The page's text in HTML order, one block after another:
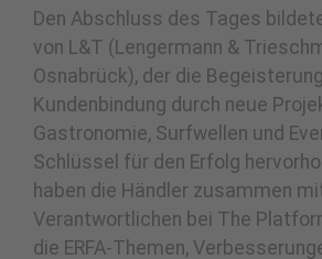
Den Abschluss des Tages
von L&T (Lengermann &
Osnabrück), der die
Kundenbindung durch neue
Gastronomie, Surfwellen und
Schlüssel für den Erfolg
haben die Händler zusammen
Verantwortlichen bei The
die ERFA-Themen,